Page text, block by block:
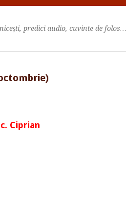
predici audio, cuvinte de folos…
Ciprian